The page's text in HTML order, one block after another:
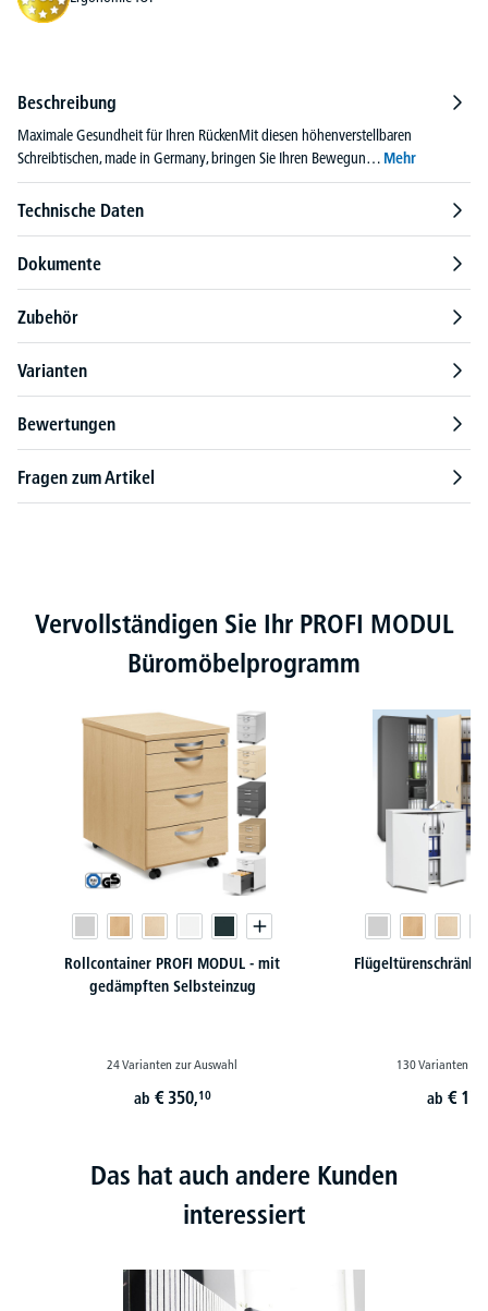
Beschreibung
Maximale Gesundheit für Ihren RückenMit diesen höhenverstellbaren
Schreibtischen, made in Germany, bringen Sie Ihren Bewegun… Mehr
Technische Daten
Dokumente
Zubehör
Varianten
Bewertungen
Fragen zum Artikel
Produktgalerie überspringen
Vervollständigen Sie Ihr PROFI MODUL
Büromöbelprogramm
Rollcontainer PROFI MODUL - mit
gedämpften Selbsteinzug
24 Varianten zur Auswahl
ab € 350,10
Flügeltürenschränke
130 Varianten
ab €
Das hat auch andere Kunden
interessiert